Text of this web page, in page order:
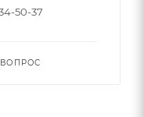
50-37
ВОПРОС